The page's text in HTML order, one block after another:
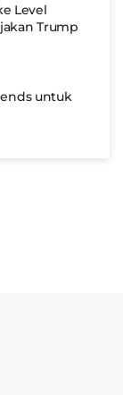
Level
Trump
untuk